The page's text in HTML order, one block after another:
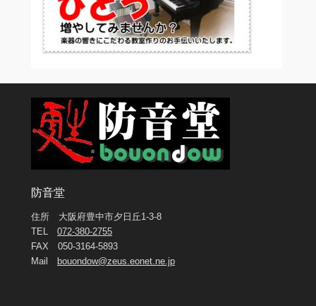
防音堂
住所 大阪府豊中市夕日丘1-3-8
TEL 072-380-2755
FAX 050-3164-5893
Mail bouondow@zeus.eonet.ne.jp